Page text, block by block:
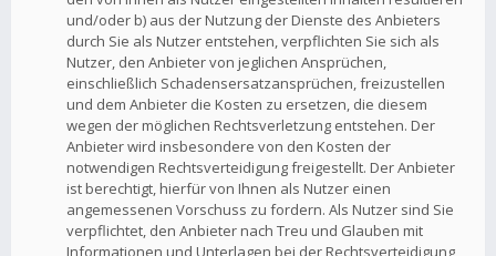
und/oder b) aus der Nutzung der Dienste des Anbieters
durch Sie als Nutzer entstehen, verpflichten Sie sich als
Nutzer, den Anbieter von jeglichen Ansprüchen,
einschließlich Schadensersatzansprüchen, freizustellen
und dem Anbieter die Kosten zu ersetzen, die diesem
wegen der möglichen Rechtsverletzung entstehen. Der
Anbieter wird insbesondere von den Kosten der
notwendigen Rechtsverteidigung freigestellt. Der Anbieter
ist berechtigt, hierfür von Ihnen als Nutzer einen
angemessenen Vorschuss zu fordern. Als Nutzer sind Sie
verpflichtet, den Anbieter nach Treu und Glauben mit
Informationen und Unterlagen bei der Rechtsverteidigung